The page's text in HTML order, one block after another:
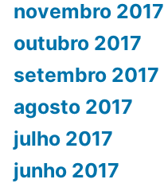
novembro 2017
outubro 2017
setembro 2017
agosto 2017
julho 2017
junho 2017